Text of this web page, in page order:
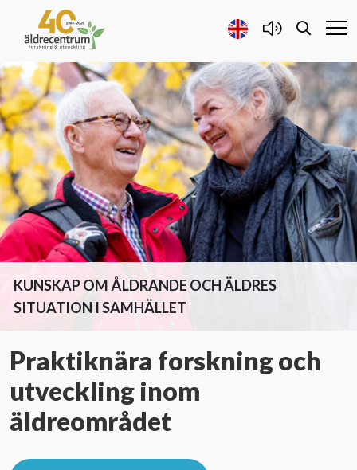
Forskning och Utveckling
Samarbete
Projekt
Publicerat
Om oss
Kontakta oss
Evenemang
KUNSKAP OM ÅLDRANDE OCH ÄLDRES
SITUATION I SAMHÄLLET
Praktiknära forskning och
utveckling inom
äldreområdet